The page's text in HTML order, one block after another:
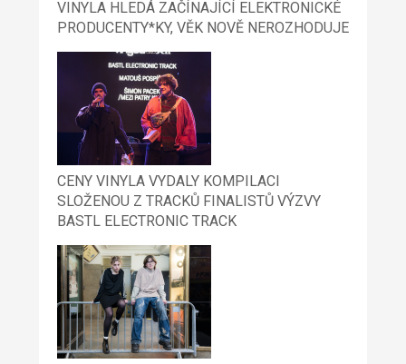
VINYLA HLEDÁ ZAČÍNAJÍCÍ ELEKTRONICKÉ
PRODUCENTY*KY, VĚK NOVĚ NEROZHODUJE
CENY VINYLA VYDALY KOMPILACI
SLOŽENOU Z TRACKŮ FINALISTŮ VÝZVY
BASTL ELECTRONIC TRACK